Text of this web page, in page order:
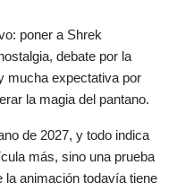
poner a Shrek
debate por la
mucha expectativa por
la magia del pantano.
de 2027, y todo indica
más, sino una prueba
la animación todavía tiene